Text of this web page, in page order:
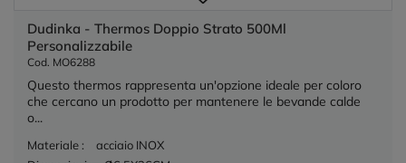
Dudinka - Thermos Doppio Strato 500Ml
Personalizzabile
Cod. MO6288
Questo thermos rappresenta un'opzione ideale per coloro
che cercano un prodotto per mantenere le bevande calde
o...
Materiale :
acciaio INOX